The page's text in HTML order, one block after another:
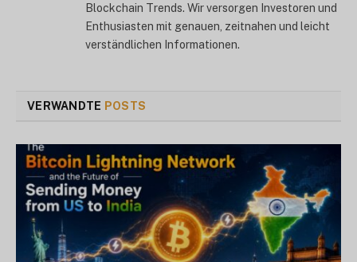
Blockchain Trends. Wir versorgen Investoren und
Enthusiasten mit genauen, zeitnahen und leicht
verständlichen Informationen.
VERWANDTE POSTS